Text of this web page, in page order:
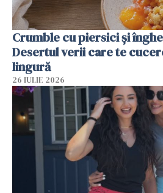
Crumble cu piersici și
Desertul verii care te
lingură
26 IULIE 2026